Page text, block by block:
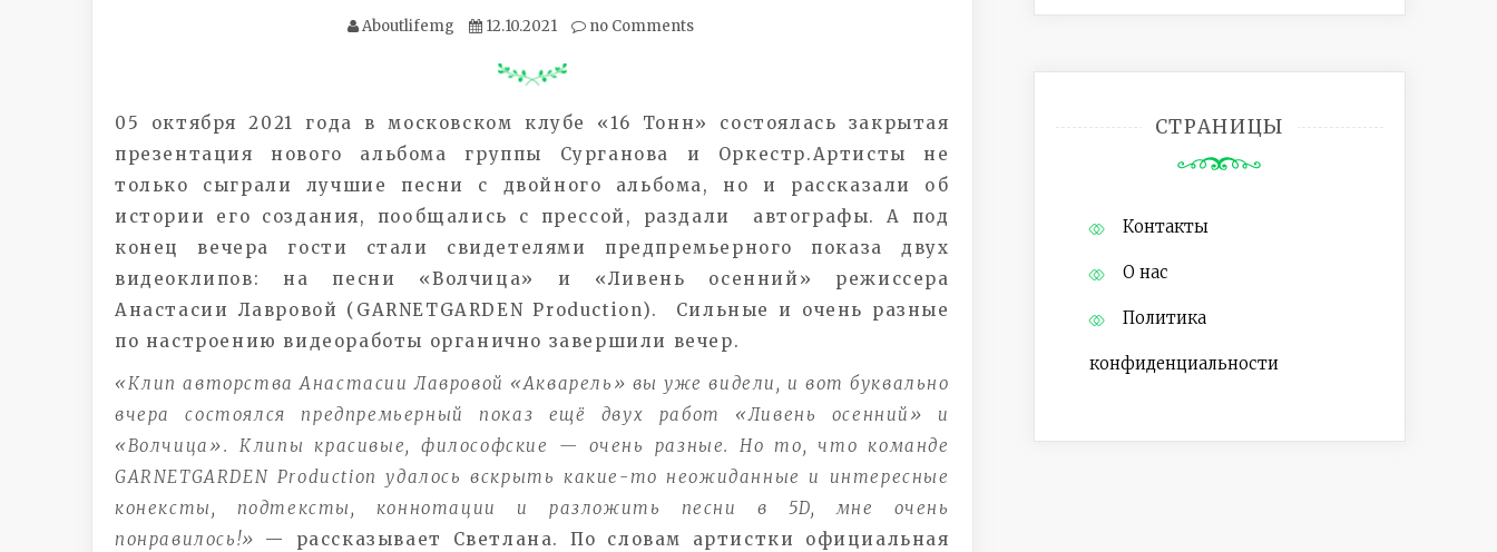
Aboutlifemg 12.10.2021 no Comments
05 октября 2021 года в московском клубе «16 Тонн» состоялась закрытая
презентация нового альбома группы Сурганова и Оркестр.Артисты не
только сыграли лучшие песни с двойного альбома, но и рассказали об
истории его создания, пообщались с прессой, раздали автографы. А под
конец вечера гости стали свидетелями предпремьерного показа двух
видеоклипов: на песни «Волчица» и «Ливень осенний» режиссера
Анастасии Лавровой (GARNETGARDEN Production). Сильные и очень разные
по настроению видеоработы органично завершили вечер.
«Клип авторства Анастасии Лавровой «Акварель» вы уже видели, и вот буквально
вчера состоялся предпремьерный показ ещё двух работ «Ливень осенний» и
«Волчица». Клипы красивые, философские — очень разные. Но то, что команде
GARNETGARDEN Production удалось вскрыть какие-то неожиданные и интересные
конексты, подтексты, коннотации и разложить песни в 5D, мне очень
понравилось!» — рассказывает Светлана. По словам артистки официальная
СТРАНИЦЫ
Контакты
О нас
Политика
конфиденциальности